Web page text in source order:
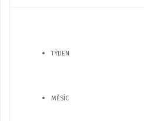
TÝDEN
MĚSÍC